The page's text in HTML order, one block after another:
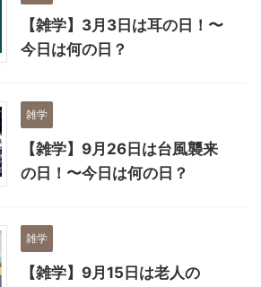
【雑学】3月3日は耳の日！〜
今日は何の日？
雑学
【雑学】9月26日は台風襲来
の日！〜今日は何の日？
雑学
【雑学】9月15日は老人の